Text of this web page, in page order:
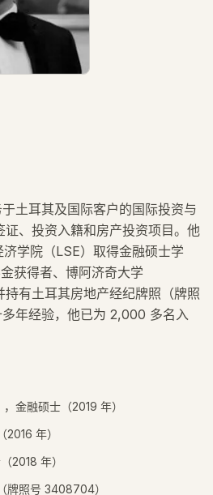
土耳其及国际客户的国际投资与
、投资入籍和房产投资项目。他
学院（LSE）取得金融硕士学
获得者、博阿济奇大学
持有土耳其房地产经纪牌照（牌照
年经验，他已为 2,000 多名入
金融硕士（2019 年）
年）
2018 年）
牌照号 3408704）